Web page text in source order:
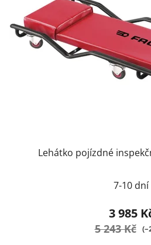
Lehátko pojízdné
7-10 dní
3 985
5 243 Kč